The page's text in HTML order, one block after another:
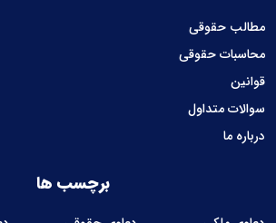
مطالب حقوقی
محاسبات حقوقی
قوانین
سوالات متداول
درباره ما
برچسب ها